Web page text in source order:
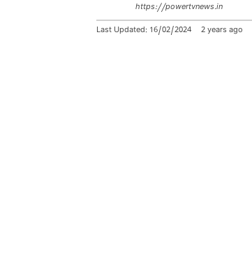
https://powertvnews.in
Last Updated: 16/02/2024 2 years ago